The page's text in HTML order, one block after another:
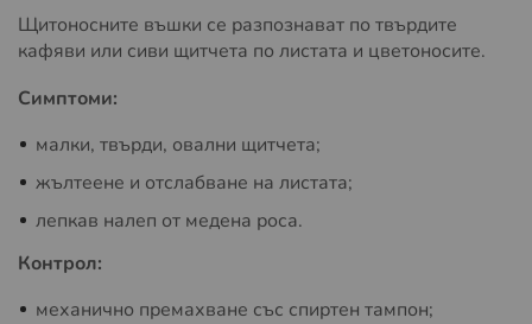
Щитоносните въшки се разпознават по твърдите
кафяви или сиви щитчета по листата и цветоносите.
Симптоми:
малки, твърди, овални щитчета;
жълтеене и отслабване на листата;
лепкав налеп от медена роса.
Контрол:
механично премахване със спиртен тампон;